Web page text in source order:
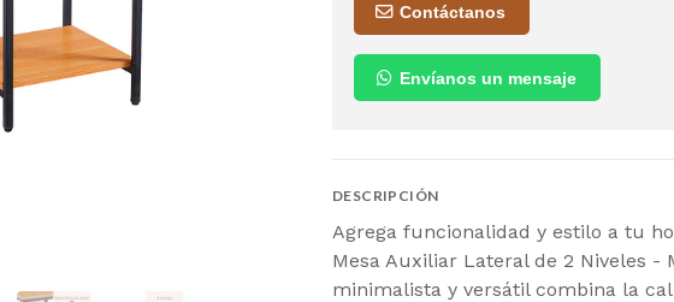
Contáctanos
Envíanos un mensaje
DESCRIPCIÓN
Agrega funcionalidad y estilo a tu
Mesa Auxiliar Lateral de 2 Niveles -
minimalista y versátil combina la